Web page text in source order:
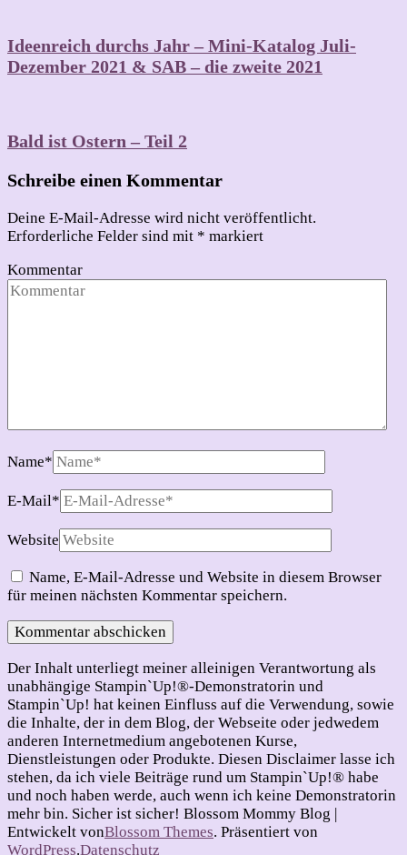
Ideenreich durchs Jahr – Mini-Katalog Juli-
Dezember 2021 & SAB – die zweite 2021
Bald ist Ostern – Teil 2
Schreibe einen Kommentar
Deine E-Mail-Adresse wird nicht veröffentlicht.
Erforderliche Felder sind mit * markiert
Kommentar
Name*
E-Mail*
Website
Name, E-Mail-Adresse und Website in diesem Browser
für meinen nächsten Kommentar speichern.
Der Inhalt unterliegt meiner alleinigen Verantwortung als
unabhängige Stampin`Up!®-Demonstratorin und
Stampin`Up! hat keinen Einfluss auf die Verwendung, sowie
die Inhalte, der in dem Blog, der Webseite oder jedwedem
anderen Internetmedium angebotenen Kurse,
Dienstleistungen oder Produkte. Diesen Disclaimer lasse ich
stehen, da ich viele Beiträge rund um Stampin`Up!® habe
und noch haben werde, auch wenn ich keine Demonstratorin
mehr bin. Sicher ist sicher! Blossom Mommy Blog |
Entwickelt vonBlossom Themes. Präsentiert von
WordPress.Datenschutz